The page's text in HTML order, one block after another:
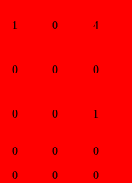
1 0 4
0 0 0
0 0 1
0 0
0
0 0 0